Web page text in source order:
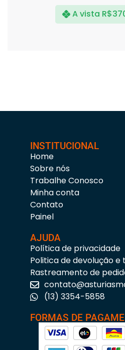
A vista R$
INSTITUCIONAL
Home
Sobre nós
Trabalhe Conosco
Minha conta
Contato
Painel
AJUDA
Política de privacidade
Politica de devolução e
Rastreamento de
(13) 3354-5858
FORMAS DE